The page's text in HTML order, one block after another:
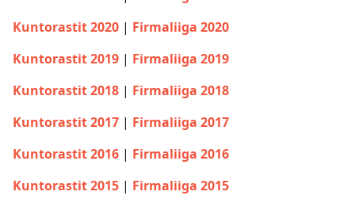
Kuntorastit 2020 | Firmaliiga 2020
Kuntorastit 2019 | Firmaliiga 2019
Kuntorastit 2018 | Firmaliiga 2018
Kuntorastit 2017 | Firmaliiga 2017
Kuntorastit 2016 | Firmaliiga 2016
Kuntorastit 2015 | Firmaliiga 2015